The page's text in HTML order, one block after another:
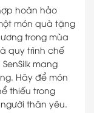
hoàn hảo
món quà tặng
trong mùa
quy trình chế
mang
Hãy để món
thiếu trong
thân yêu.